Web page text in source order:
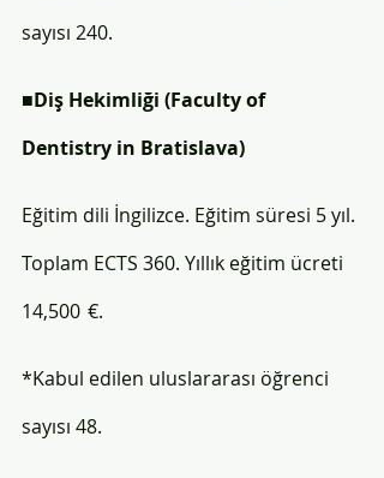
sayısı 240.
■Diş Hekimliği (Faculty of
Dentistry in Bratislava)
Eğitim dili İngilizce. Eğitim süresi 5 yıl.
Toplam ECTS 360. Yıllık eğitim ücreti
14,500  €.
*Kabul edilen uluslararası öğrenci
sayısı 48.